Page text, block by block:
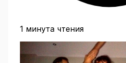
1 минута чтения